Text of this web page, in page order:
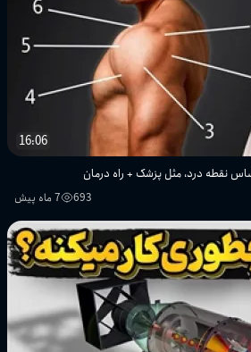
16:06
نقطه درد، مثل پزشک + راه درمان
693 7 ماه پیش